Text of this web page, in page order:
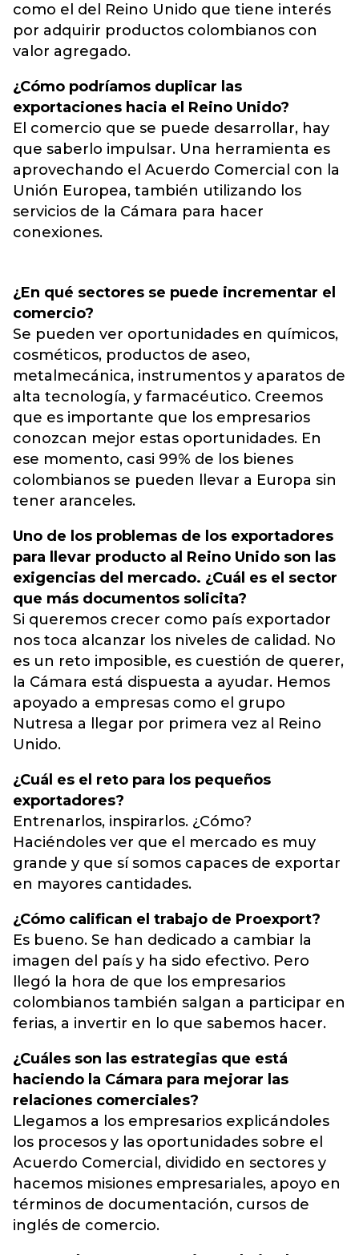
como el del Reino Unido que tiene interés
por adquirir productos colombianos con
valor agregado.
¿Cómo podríamos duplicar las
exportaciones hacia el Reino Unido?
El comercio que se puede desarrollar, hay
que saberlo impulsar. Una herramienta es
aprovechando el Acuerdo Comercial con la
Unión Europea, también utilizando los
servicios de la Cámara para hacer
conexiones.
¿En qué sectores se puede incrementar el
comercio?
Se pueden ver oportunidades en químicos,
cosméticos, productos de aseo,
metalmecánica, instrumentos y aparatos de
alta tecnología, y farmacéutico. Creemos
que es importante que los empresarios
conozcan mejor estas oportunidades. En
ese momento, casi 99% de los bienes
colombianos se pueden llevar a Europa sin
tener aranceles.
Uno de los problemas de los exportadores
para llevar producto al Reino Unido son las
exigencias del mercado. ¿Cuál es el sector
que más documentos solicita?
Si queremos crecer como país exportador
nos toca alcanzar los niveles de calidad. No
es un reto imposible, es cuestión de querer,
la Cámara está dispuesta a ayudar. Hemos
apoyado a empresas como el grupo
Nutresa a llegar por primera vez al Reino
Unido.
¿Cuál es el reto para los pequeños
exportadores?
Entrenarlos, inspirarlos. ¿Cómo?
Haciéndoles ver que el mercado es muy
grande y que sí somos capaces de exportar
en mayores cantidades.
¿Cómo califican el trabajo de Proexport?
Es bueno. Se han dedicado a cambiar la
imagen del país y ha sido efectivo. Pero
llegó la hora de que los empresarios
colombianos también salgan a participar en
ferias, a invertir en lo que sabemos hacer.
¿Cuáles son las estrategias que está
haciendo la Cámara para mejorar las
relaciones comerciales?
Llegamos a los empresarios explicándoles
los procesos y las oportunidades sobre el
Acuerdo Comercial, dividido en sectores y
hacemos misiones empresariales, apoyo en
términos de documentación, cursos de
inglés de comercio.